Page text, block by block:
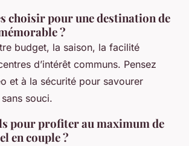
choisir pour une destination de
?
budget, la saison, la facilité
d’intérêt communs. Pensez
et à la sécurité pour savourer
souci.
pour profiter au maximum de
en couple ?